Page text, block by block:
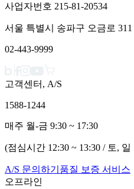
사업자번호 215-81-20534
서울 특별시 송파구 오금로
02-443-9999
고객센터, A/S
1588-1244
매주 월-금 9:30 ~ 17:30
(점심시간 12:30 ~ 13:30 / 토,
A/S 문의하기 품질 보증 서비스
오프라인